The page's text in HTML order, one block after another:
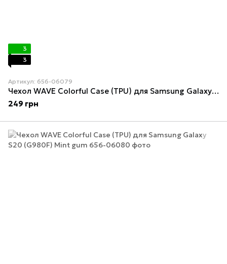
3
3
Артикул: 656-06079
Чехол WAVE Colorful Case (TPU) для Samsung Galaxy S20 (G980F) Red
249 грн